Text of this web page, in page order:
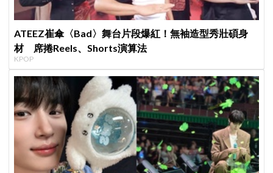
ATEEZ崔傘〈Bad〉舞台片段爆紅！無袖造型秀壯碩身
材 席捲Reels、Shorts演算法
KPOP